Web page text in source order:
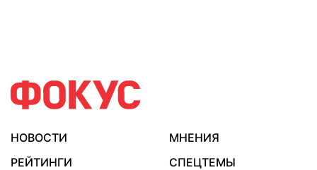
НОВОСТИ
МНЕНИЯ
РЕЙТИНГИ
СПЕЦТЕМЫ